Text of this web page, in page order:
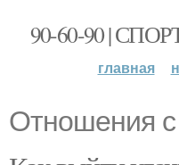
90-60-90 |
главная
Отношения